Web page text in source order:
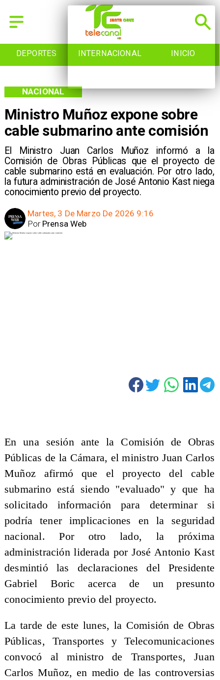
INTERNACIONAL INICIO NACIONAL
Ministro Muñoz expone sobre
cable submarino ante comisión
El Ministro Juan Carlos Muñoz informó a la
Comisión de Obras Públicas que el proyecto de
cable submarino está en evaluación. Por otro lado,
la futura administración de José Antonio Kast niega
conocimiento previo del proyecto.
NACIONAL
Martes, 3 De Marzo De 2026 9:16
Prensa Web
Por
En una sesión ante la Comisión de Obras
Públicas de la Cámara, el ministro Juan Carlos
Muñoz afirmó que el proyecto del cable
submarino está siendo "evaluado" y que ha
solicitado información para determinar si
podría tener implicaciones en la seguridad
nacional. Por otro lado, la próxima
administración liderada por José Antonio Kast
desmintió las declaraciones del Presidente
Gabriel Boric acerca de un presunto
conocimiento previo del proyecto.
La tarde de este lunes, la Comisión de Obras
Públicas, Transportes y Telecomunicaciones
convocó al ministro de Transportes, Juan
Carlos Muñoz, en medio de las controversias